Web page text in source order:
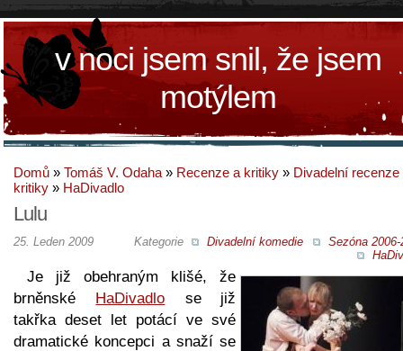
v noci jsem snil, že jsem
motýlem
Domů » Tomáš V. Odaha » Recenze a kritiky » Divadelní recenze
kritiky » HaDivadlo
Lulu
Kategorie Divadelní komedie
Sezóna 2006-
25. Leden 2009
Je již obehraným klišé, že
brněnské HaDivadlo se již
takřka deset let potácí ve své
dramatické koncepci a snaží se